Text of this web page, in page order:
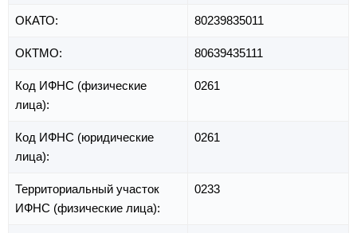
ОКАТО: 80239835011
ОКТМО: 80639435111
Код ИФНС (физические
лица):
0261
Код ИФНС (юридические
лица):
0261
Территориальный участок
ИФНС (физические лица):
0233